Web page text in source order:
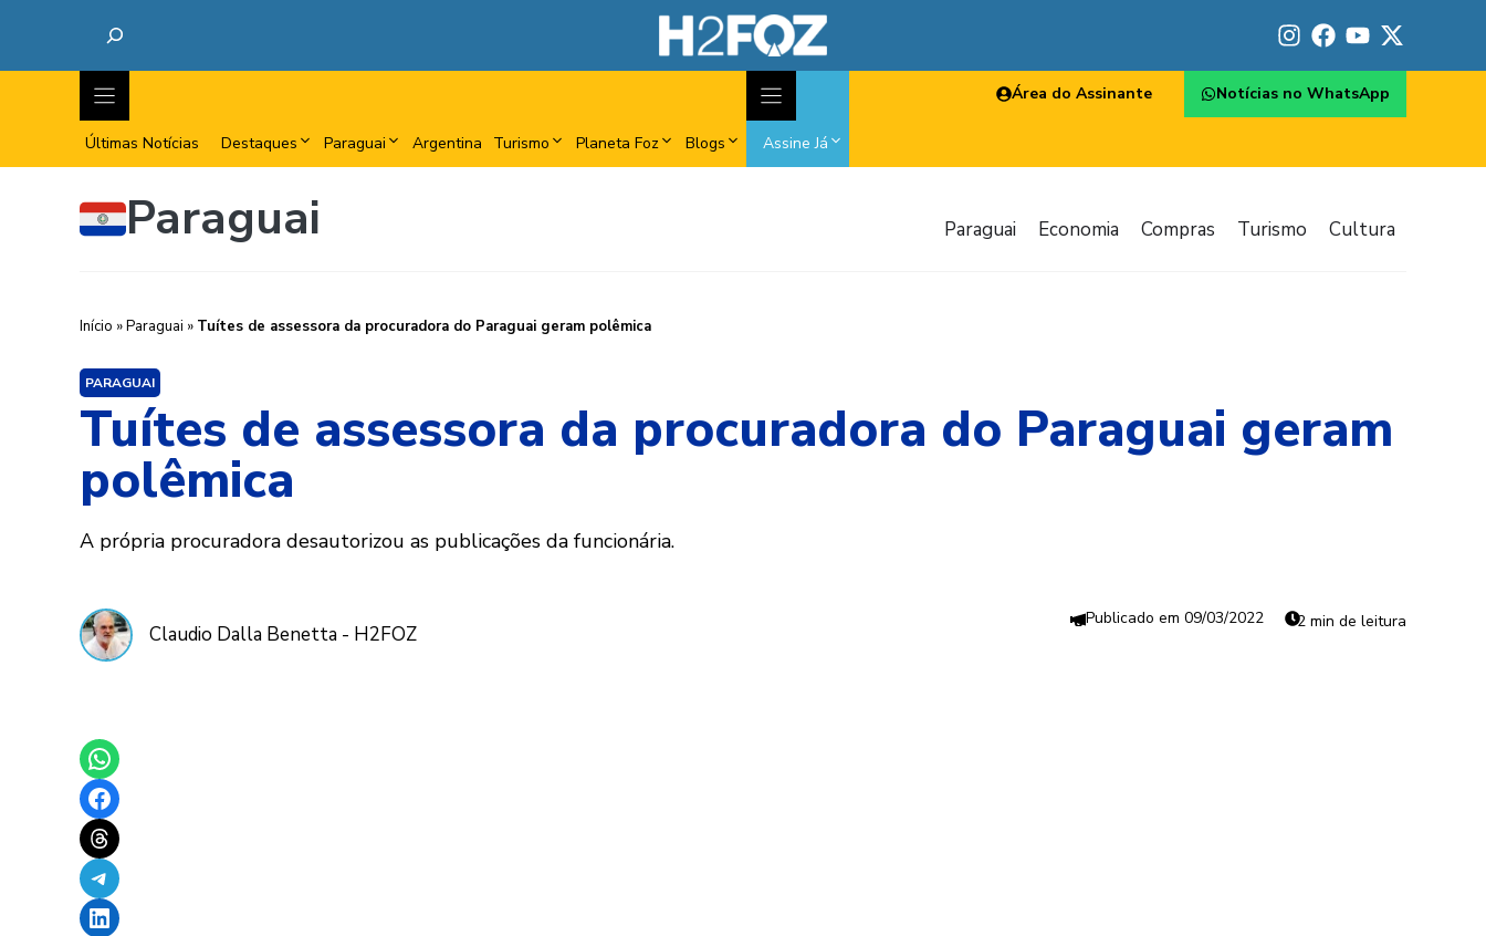
Últimas Notícias Destaques Paraguai Argentina Turismo Planeta Foz Blogs Assine Já
Área do Assinante Notícias no WhatsApp
Paraguai Paraguai Economia Compras Turismo Cultura
Início »Paraguai » Tuítes de assessora da procuradora do Paraguai geram polêmica
PARAGUAI
Tuítes de assessora da procuradora do Paraguai geram
polêmica
A própria procuradora desautorizou as publicações da funcionária.
Claudio Dalla Benetta - H2FOZ
09/03/2022 2 min de leitura
Share on WhatsApp
Share on Facebook
Share on Threads
Share on Telegram
Share on LinkedIn